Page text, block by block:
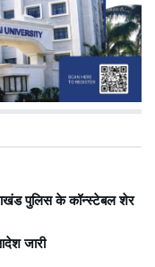
पुलिस के कॉन्स्टेबल शेर
जारी